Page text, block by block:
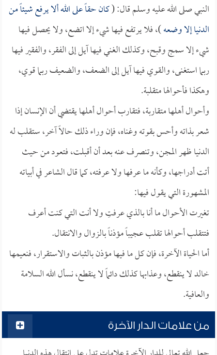
النبي صلى الله عليه وسلم قال: (كان حقاً على الله ألا يرفع شيئاً من
الدنيا إلا وضعه)، فلا يرتفع فيها شيء إلا اتضع، ولا يحصل فيها
شيء إلا سمج وقبح، وكذلك الغني فيها آيل إلى الفقر، والفقير فيها
ربما استغنى، والقوي فيها آيل إلى الضعف، والضعيف ربما قوي،
وهكذا فأحوالها متقلبة.
وأحوال أهلها متقاربة، فتقارب أحوال أهلها يقتضي أن الإنسان إذا
شعر بذاته وأحس بقوته وغناه، فإن وراء ذلك حالاً آخر، ستقلب له
الدنيا ظهر المجن، وتنصرف عنه بعد أن أقبلت، فتعود من حيث
أتت أدراجها، وكأنه ما عرفها ولا عرفته، كما قال الشاعر في أبياته
المشهورة التي يقول فيها:
تغيرت الأحوال ما أنا بالذي عرفتِ ولا أنت التي كنت أعرف
فتتقلب أحوالها تقلب عجيباً مؤذناً بالزوال والانتقال.
أما الحياة الآخرة، فإن كل ما فيها مؤذن بالثبات والاستقرار، فنعيمها
خالد لا ينقطع، وعذابها كذلك دائماً لا ينقطع، نسأل الله السلامة
والعافية.
من علامات الدار الآخرة